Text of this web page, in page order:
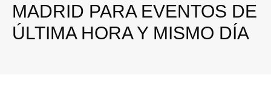
MADRID PARA EVENTOS DE
ÚLTIMA HORA Y MISMO DÍA